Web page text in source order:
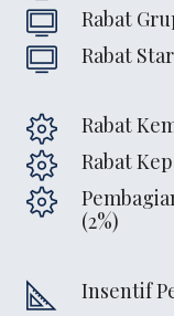
Rabat
Rabat
Rabat
Rabat
(2%)
Insentif